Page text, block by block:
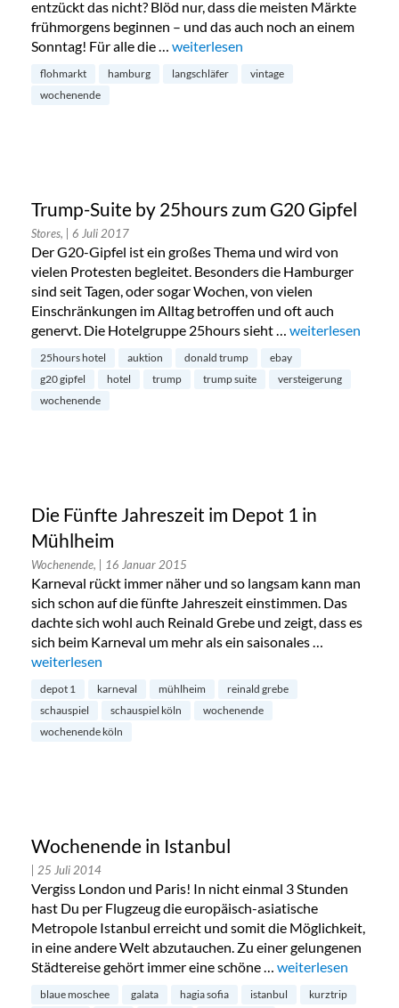
entzückt das nicht? Blöd nur, dass die meisten Märkte
frühmorgens beginnen – und das auch noch an einem
Sonntag! Für alle die … „Für alle Morgenmuffel: Der
weiterlesen
flohmarkt hamburg langschläfer
vintage
wochenende
Trump-Suite by 25hours zum G20 Gipfel
Stores, | 6 Juli 2017
Der G20-Gipfel ist ein großes Thema und wird von
vielen Protesten begleitet. Besonders die Hamburger
sind seit Tagen, oder sogar Wochen, von vielen
Einschränkungen im Alltag betroffen und oft auch
genervt. Die Hotelgruppe 25hours sieht … „Trump-Suite by
weiterlesen
25hours hotel auktion donald trump
ebay
g20 gipfel
hotel trump trump suite
versteigerung
wochenende
Die Fünfte Jahreszeit im Depot 1 in
Mühlheim
Wochenende, | 16 Januar 2015
Karneval rückt immer näher und so langsam kann man
sich schon auf die fünfte Jahreszeit einstimmen. Das
dachte sich wohl auch Reinald Grebe und zeigt, dass es
sich beim Karneval um mehr als ein saisonales …
„Die Fünfte Jahreszeit im Depot 1 in Mühlheim“
weiterlesen
depot 1 karneval mühlheim
reinald grebe
schauspiel
schauspiel köln
wochenende
wochenende köln
Wochenende in Istanbul
| 25 Juli 2014
Vergiss London und Paris! In nicht einmal 3 Stunden
hast Du per Flugzeug die europäisch-asiatische
Metropole Istanbul erreicht und somit die Möglichkeit,
in eine andere Welt abzutauchen. Zu einer gelungenen
Städtereise gehört immer eine schöne … „Wochenende in
weiterlesen
blaue moschee galata hagia sofia istanbul
kurztrip